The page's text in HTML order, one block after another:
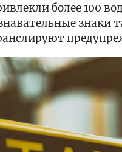
более 100
знаки